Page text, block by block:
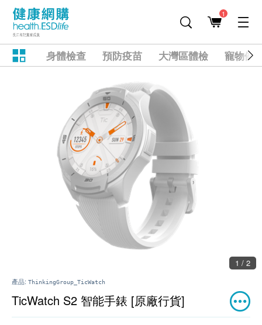
1
身體檢查 預防疫苗 大灣區體檢 寵物健
1 / 2
產品: ThinkingGroup_TicWatch
TicWatch S2 智能手錶 [原廠行貨]